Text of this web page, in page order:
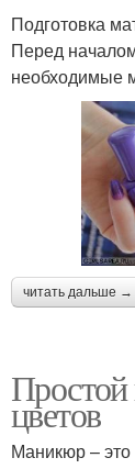
Подготовка
Перед
необходимые
читать дальше →
цветов
Маникюр – это